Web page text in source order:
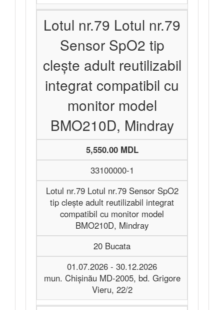
Lotul nr.79 Lotul nr.79
Sensor SpO2 tip
clește adult reutilizabil
integrat compatibil cu
monitor model
BMO210D, Mindray
5,550.00 MDL
33100000-1
Lotul nr.79 Lotul nr.79 Sensor SpO2
tip clește adult reutilizabil integrat
compatibil cu monitor model
BMO210D, Mindray
20 Bucata
01.07.2026 - 30.12.2026
mun. Chișinău MD-2005, bd. Grigore
Vieru, 22/2